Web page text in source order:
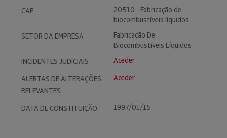
CAE
20510 - Fabricação de
biocombustíveis líquidos
SETOR DA EMPRESA
Fabricação De
Biocombustíveis Líquidos
INCIDENTES JUDICIAIS
Aceder
ALERTAS DE ALTERAÇÕES
RELEVANTES
Aceder
DATA DE CONSTITUIÇÃO 1997/01/15